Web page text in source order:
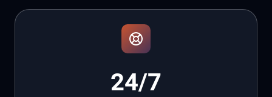
24/7